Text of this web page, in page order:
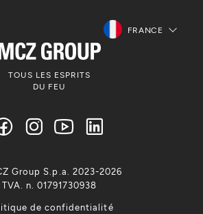
FRANCE
TOUS LES ESPRITS
DU FEU
de confidentialité
Group S.p.a. 2023-2026
TVA. n. 01791730938